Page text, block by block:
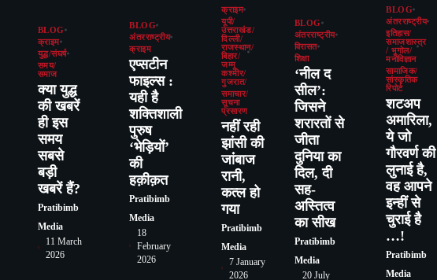
BLOG
क्राइम
युद्ध/संघर्ष
समय/
समाज
क्या युद्ध
की खबरें
ही इस
समय
सबसे
बड़ी
खबरें हैं?
Pratibimb
Media
11 March
2026
BLOG
अंतरराष्ट्रीय
क्राइम
एप्सटीन
फाइल्स :
यही है
शक्तिशाली
पुरुष
‘भेड़ियों’
की
हक़ीक़त
Pratibimb
Media
18
February
2026
क्राइम
यूपी/
उत्तराखंड/
दिल्ली/
राजस्थान/
बिहार/
जम्मू
कश्मीर/
गुजरात/
समाचार/
सूचना
प्रसारण
नहीं रही
झांसी की
जांंबाज
रानी,
कत्‍ल हो
गया
Pratibimb
Media
7 January
2026
BLOG
अंतरराष्ट्रीय
विरासत
शिक्षा
‘नील द
सील’:
जिसने
शरारतों से
जीता
दुनिया का
दिल, दी
सह-
अस्तित्व
का सीख
Pratibimb
Media
20 July
BLOG
अंतरराष्ट्रीय
इतिहास/
समाजशास्त्र
/ भूगोल/
मनोविज्ञान
सामाजिक/
सांस्कृतिक
रिपोर्ट
शटअप
अमारिला,
ये जो
गौरवर्ण की
लुनाई है,
वह आपने
इन्हीं से
चुराई है
…!
Pratibimb
Media